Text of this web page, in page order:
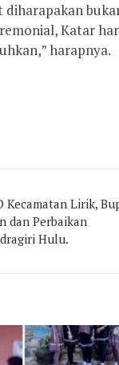
diharapakan
Katar
harapnya.
Kecamatan Lirik,
dan Perbaikan
Hulu.